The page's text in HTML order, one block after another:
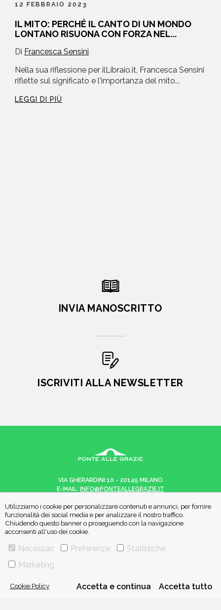
12 FEBBRAIO 2023
IL MITO: PERCHÉ IL CANTO DI UN MONDO
LONTANO RISUONA CON FORZA NEL...
Di Francesca Sensini
Nella sua riflessione per ilLibraio.it, Francesca Sensini
riflette sul significato e l'importanza del mito...
LEGGI DI PIÙ
Utilizziamo i cookie per personalizzare contenuti e annunci, per fornire
funzionalità dei social media e per analizzare il nostro traffico.
Chiudendo questo banner o proseguendo con la navigazione
acconsenti all'uso dei cookie.
Necessari Preferenze
Statistiche
Marketing
Cookie Policy Accetta e continua Accetta tutto
INVIA MANOSCRITTO
ISCRIVITI ALLA NEWSLETTER
VIA GHERARDINI 10 - 20145 MILANO
E-MAIL:
INFO@PONTEALLEGRAZIE.IT
ADRIANO SALANI EDITORE S.R.L.
P. IVA12630510159
CHI SIAMO
PRIVACY POLICY COOKIE POLICY